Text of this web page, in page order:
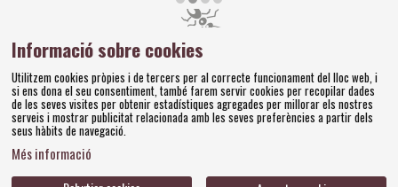
Figueres
Tel. 972 677 520 |amics@fundaciodali.org
Sitemap | Avís Legal
Contacteu | Bases concursos
Informació sobre cookies
Utilitzem cookies pròpies i de tercers per al correcte funcionament del lloc web, i
si ens dona el seu consentiment, també farem servir cookies per recopilar dades
de les seves visites per obtenir estadístiques agregades per millorar els nostres
serveis i mostrar publicitat relacionada amb les seves preferències a partir dels
seus hàbits de navegació.
Més informació